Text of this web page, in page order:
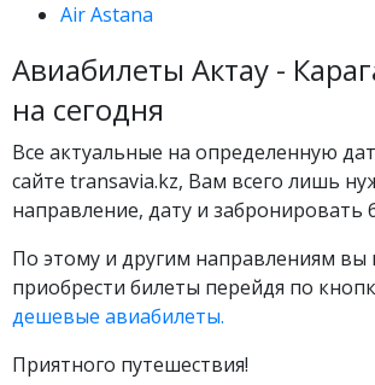
Air Astana
Авиабилеты Актау -
на сегодня
Все актуальные на определенную
сайте transavia.kz, Вам всего лишь
направление, дату и забронировать
По этому и другим направлениям вы
приобрести билеты перейдя по
дешевые авиабилеты.
Приятного путешествия!